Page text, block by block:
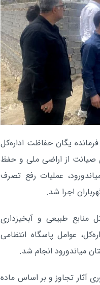
یگان حفاظت اداره‌کل
صیانت از اراضی ملی و حفظ
عملیات رفع تصرف
منابع طبیعی و آبخیزداری
عوامل پاسگاه انتظامی
میاندورود انجام شد.
آثار تجاوز و بر اساس ماده